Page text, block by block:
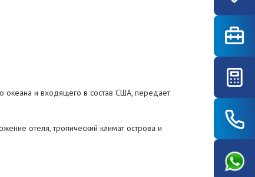
океана и входящего в состав США, передает
отеля, тропический климат острова и